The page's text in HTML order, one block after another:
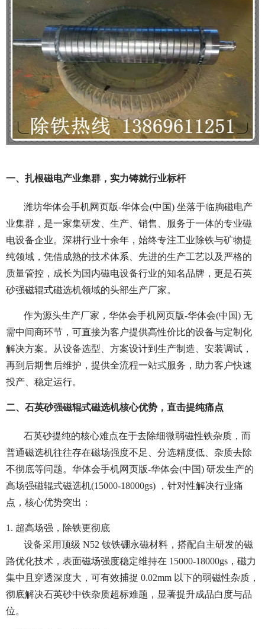
一、扎根磁电产业集群，实力铸就行业标杆
潍坊华体会手机网页版-华体会(中国) 坐落于临朐磁电产
业集群，是一家集研发、生产、销售、服务于一体的专业磁
电设备企业。深耕行业十余年，始终专注工业除铁与矿物提
纯领域，凭借成熟的技术体系、先进的生产工艺以及严格的
质量管控，成长为国内磁电设备行业的知名品牌，更是石英
砂强磁辊式磁选机领域的头部生产厂家。
作为源头生产厂家，华体会手机网页版-华体会(中国) 无
需中间商环节，可直接为客户提供高性价比的设备与定制化
解决方案。从设备选型、方案设计到生产制造、安装调试，
再到后期售后维护，提供全流程一站式服务，助力客户快速
投产、稳定运行。
二、石英砂强磁辊式磁选机核心优势，直击提纯痛点
石英砂提纯的核心难点在于去除细微弱磁性铁杂质，而
普通磁选机往往存在磁场强度不足、分选精度低、杂质去除
不彻底等问题。华体会手机网页版-华体会(中国) 研发生产的
高场强磁辊式磁选机(15000-18000gs) ，针对性解决行业痛
点，核心优势突出：
1. 超高场强，除铁更彻底
设备采用顶级 N52 钕铁硼永磁材料，搭配自主研发的磁
路优化技术，表面磁场强度稳定维持在 15000-18000gs，磁力
集中且穿透深度大，可有效捕捉 0.02mm 以下的弱磁性杂质，
彻底解决石英砂中铁杂质超标难题，显著提升成品白度与品
位。